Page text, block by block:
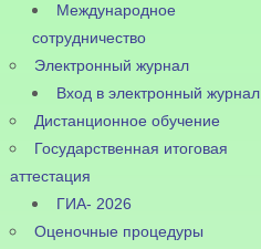
Международное
сотрудничество
Электронный журнал
Вход в электронный журнал
Дистанционное обучение
Государственная итоговая
аттестация
ГИА- 2026
Оценочные процедуры